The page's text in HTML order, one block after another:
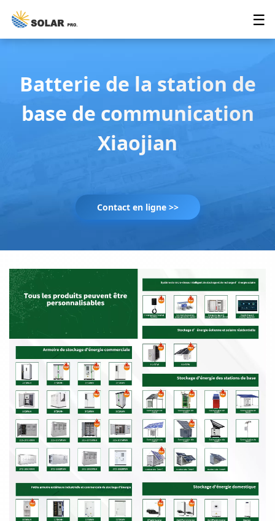
☰
Batterie de la station de
base de communication
Xiaojian
Contact en ligne >>